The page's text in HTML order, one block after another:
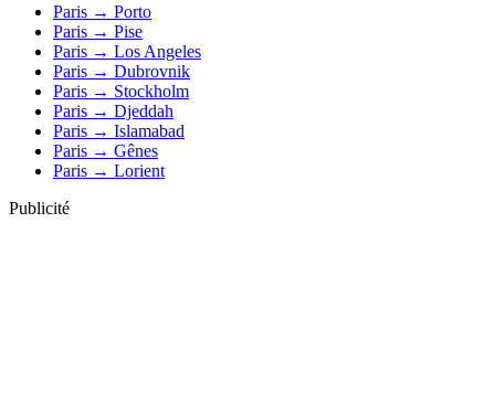
Paris → Porto
Paris → Pise
Paris → Los Angeles
Paris → Dubrovnik
Paris → Stockholm
Paris → Djeddah
Paris → Islamabad
Paris → Gênes
Paris → Lorient
Publicité